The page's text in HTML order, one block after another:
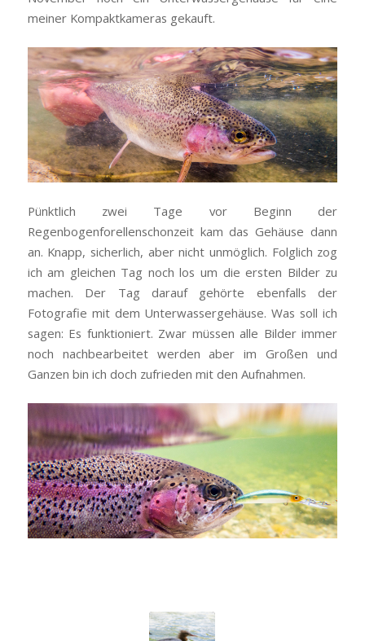
meiner Kompaktkameras gekauft.
Pünktlich zwei Tage vor Beginn der
Regenbogenforellenschonzeit kam das Gehäuse dann
an. Knapp, sicherlich, aber nicht unmöglich. Folglich zog
ich am gleichen Tag noch los um die ersten Bilder zu
machen. Der Tag darauf gehörte ebenfalls der
Fotografie mit dem Unterwassergehäuse. Was soll ich
sagen: Es funktioniert. Zwar müssen alle Bilder immer
noch nachbearbeitet werden aber im Großen und
Ganzen bin ich doch zufrieden mit den Aufnahmen.